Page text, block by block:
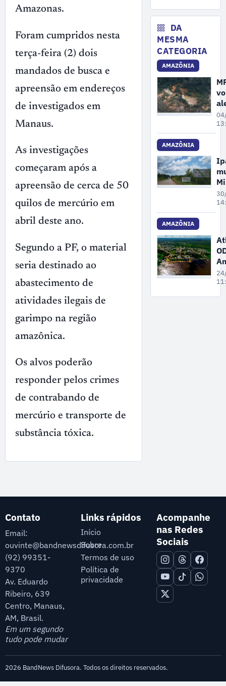
Amazonas.
Foram cumpridos nesta
terça-feira (2) dois
mandados de busca e
apreensão em endereços
de investigados em
Manaus.
As investigações
começaram após a
apreensão de cerca de 50
quilos de mercúrio em
abril deste ano.
Segundo a PF, o material
seria destinado ao
abastecimento de
atividades ilegais de
garimpo na região
amazônica.
Os alvos poderão
responder pelos crimes
de contrabando de
mercúrio e transporte de
substância tóxica.
DA
MESMA
CATEGORIA
AMAZÔNIA
na
AMAZÔNIA
AMAZÔNIA
Contato
Email:
ouvinte@bandnewsdifusora.com.br
(92) 99351-
9370
Av. Eduardo
Ribeiro, 639
Centro, Manaus,
AM, Brasil.
Em um segundo
tudo pode mudar
Links rápidos
Início
Sobre
Termos de uso
Política de
privacidade
Acompanhe
nas Redes
Sociais
2026 BandNews Difusora. Todos os direitos reservados.